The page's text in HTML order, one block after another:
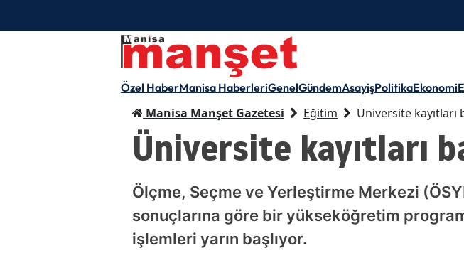
Özel HaberManisa HaberleriGenelGündemAsayişPolitikaEkonomi
Manisa Manşet Gazetesi Eğitim Üniversite kayıtları
Üniversite kayıtları
Ölçme, Seçme ve Yerleştirme Merkezi
sonuçlarına göre bir yükseköğretim
işlemleri yarın başlıyor.